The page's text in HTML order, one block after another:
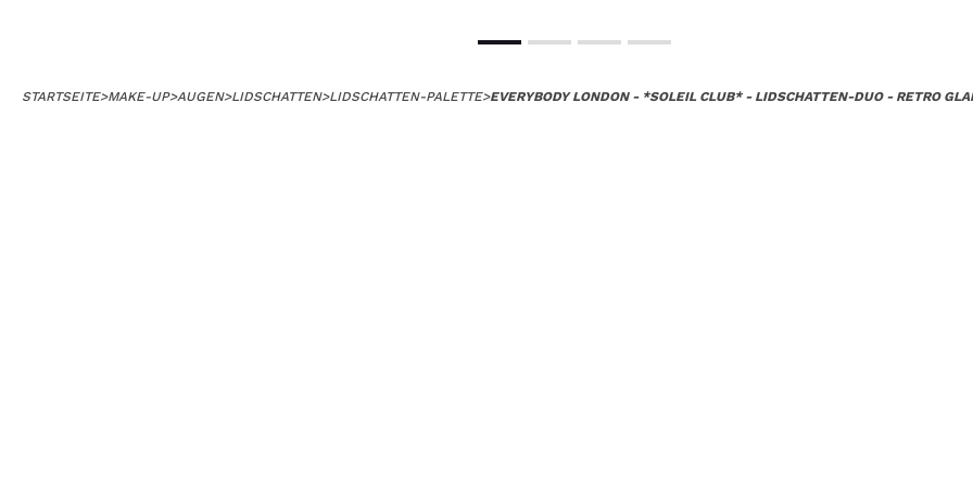
STARTSEITE>MAKE-UP>AUGEN>LIDSCHATTEN>LIDSCHATTEN-PALETTE>EVERYBODY LONDON - *SOLEIL CLUB* - LIDSCHATTEN-DUO - RETRO